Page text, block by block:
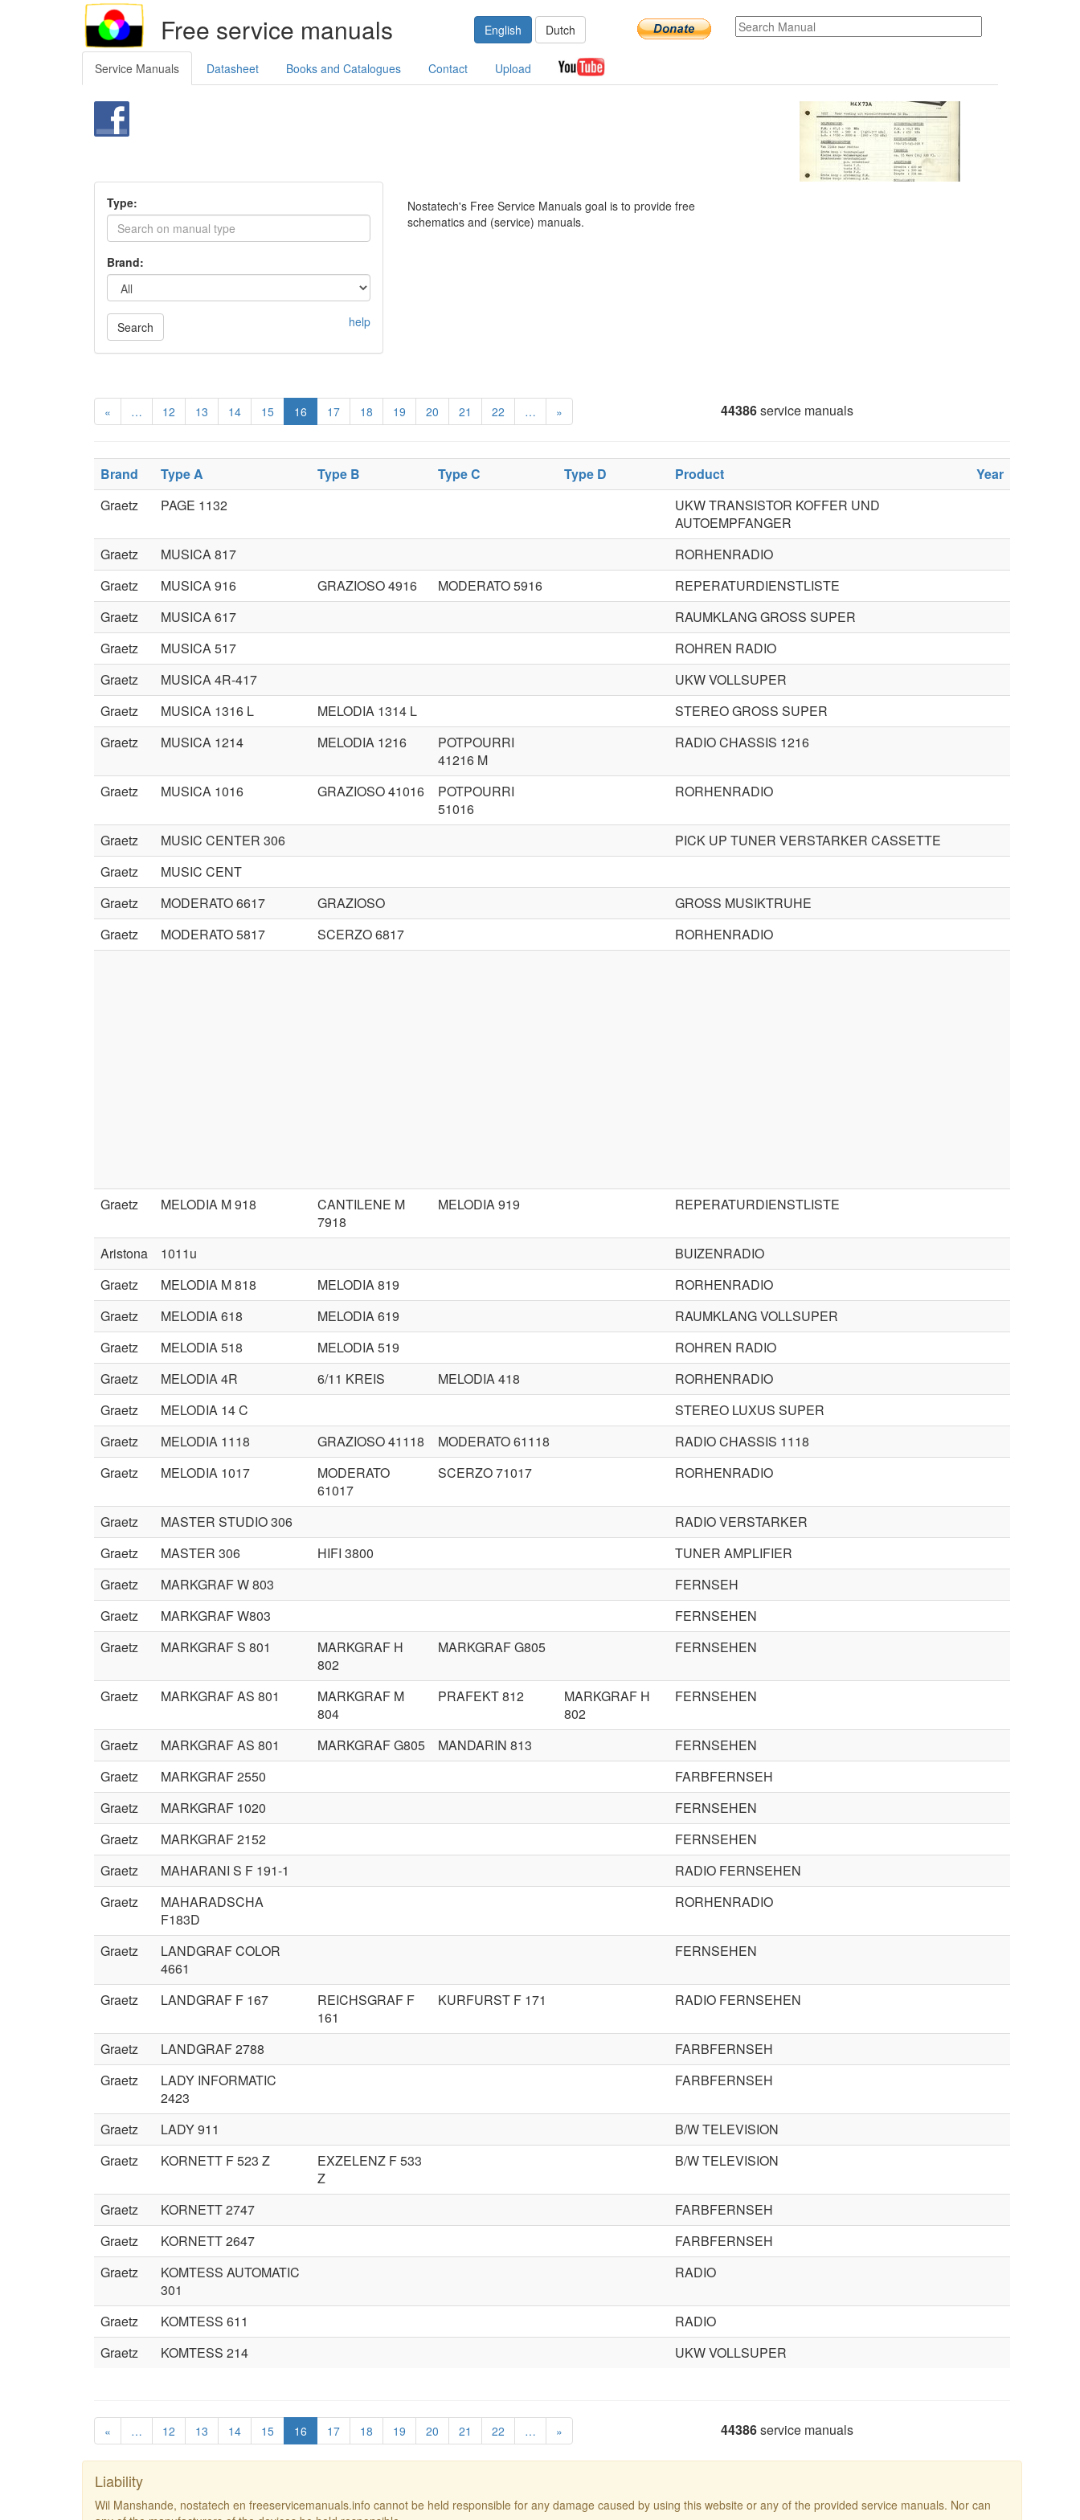
Free service manuals English Dutch
Service Manuals Datasheet Books and Catalogues Contact Upload
Type:
Brand:
Search help
Nostatech's Free Service Manuals goal is to provide free
schematics and (service) manuals.
« … 12 13 14 15 16 17 18 19 20 21 22 … » 44386service manuals
Brand Type A Type B Type C Type D Product
Year
Graetz
PAGE 1132
UKW TRANSISTOR KOFFER UND
AUTOEMPFANGER
Graetz
MUSICA 817
RORHENRADIO
Graetz
MUSICA 916 GRAZIOSO 4916 MODERATO 5916
REPERATURDIENSTLISTE
Graetz
MUSICA 617
RAUMKLANG GROSS SUPER
Graetz
MUSICA 517
ROHREN RADIO
Graetz
MUSICA 4R-417
UKW VOLLSUPER
Graetz
MUSICA 1316 L MELODIA 1314 L
STEREO GROSS SUPER
Graetz
MUSICA 1214 MELODIA 1216
POTPOURRI
41216 M
RADIO CHASSIS 1216
Graetz MUSICA 1016 GRAZIOSO 41016
POTPOURRI
51016
RORHENRADIO
Graetz MUSIC CENTER 306
PICK UP TUNER VERSTARKER CASSETTE
Graetz
MUSIC CENT
Graetz
MODERATO 6617 GRAZIOSO
GROSS MUSIKTRUHE
Graetz
MODERATO 5817 SCERZO 6817 RORHENRADIO
Graetz MELODIA M 918
CANTILENE M
7918
MELODIA 919 REPERATURDIENSTLISTE
Aristona 1011u
BUIZENRADIO
Graetz
MELODIA M 818 MELODIA 819
RORHENRADIO
Graetz
MELODIA 618 MELODIA 619
RAUMKLANG VOLLSUPER
Graetz
MELODIA 518 MELODIA 519
ROHREN RADIO
Graetz
MELODIA 4R 6/11 KREIS MELODIA 418
RORHENRADIO
Graetz
MELODIA 14 C
STEREO LUXUS SUPER
Graetz
MELODIA 1118 GRAZIOSO 41118 MODERATO 61118
RADIO CHASSIS 1118
Graetz
MELODIA 1017
MODERATO
61017
SCERZO 71017 RORHENRADIO
Graetz MASTER STUDIO 306
RADIO VERSTARKER
Graetz
MASTER 306 HIFI 3800
TUNER AMPLIFIER
Graetz
MARKGRAF W 803
FERNSEH
Graetz
MARKGRAF W803
FERNSEHEN
Graetz
MARKGRAF S 801
MARKGRAF H
802
MARKGRAF G805 FERNSEHEN
Graetz MARKGRAF AS 801
MARKGRAF M
804
PRAFEKT 812
MARKGRAF H
802
FERNSEHEN
Graetz MARKGRAF AS 801 MARKGRAF G805 MANDARIN 813
FERNSEHEN
Graetz
MARKGRAF 2550
FARBFERNSEH
Graetz
MARKGRAF 1020
FERNSEHEN
Graetz
MARKGRAF 2152
FERNSEHEN
Graetz
MAHARANI S F 191-1
RADIO FERNSEHEN
Graetz
MAHARADSCHA
F183D
RORHENRADIO
Graetz
LANDGRAF COLOR
4661
FERNSEHEN
Graetz LANDGRAF F 167
REICHSGRAF F
161
KURFURST F 171 RADIO FERNSEHEN
Graetz LANDGRAF 2788
FARBFERNSEH
Graetz
LADY INFORMATIC
2423
FARBFERNSEH
Graetz LADY 911
B/W TELEVISION
Graetz
KORNETT F 523 Z
EXZELENZ F 533
Z
B/W TELEVISION
Graetz KORNETT 2747
FARBFERNSEH
Graetz
KORNETT 2647
FARBFERNSEH
Graetz
KOMTESS AUTOMATIC
301
RADIO
Graetz KOMTESS 611
RADIO
Graetz
KOMTESS 214 UKW VOLLSUPER
« … 12 13 14 15 16 17 18 19 20 21 22 … » 44386service manuals
Liability
Wil Manshande, nostatech en freeservicemanuals.info cannot be held responsible for any damage caused by using this website or any of the provided service manuals. Nor can